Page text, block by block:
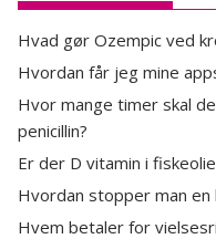
Hvad gør Ozempic ved
Hvordan får jeg mine
Hvor mange timer skal
penicillin?
Er der D vitamin i
Hvordan stopper man en
Hvem betaler for